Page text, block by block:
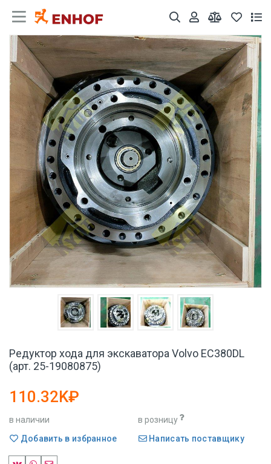
Редуктор хода для экскаватора Volvo EC380DL
(арт. 25-19080875)
110.32K₽
в наличии
в розницу
Добавить в избранное
Написать поставщику